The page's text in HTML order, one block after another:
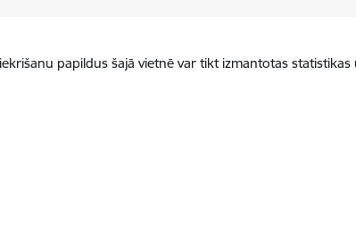
papildus šajā vietnē var tikt izmantotas statistikas